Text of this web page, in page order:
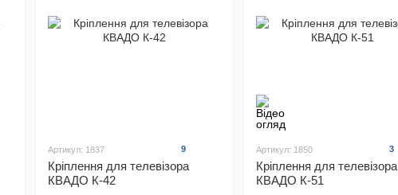
Артикул: 1837 9
Кріплення для телевізора
КВАДО К-42
Артикул: 1850 3
Кріплення для телевізора
КВАДО К-51